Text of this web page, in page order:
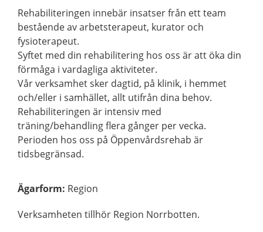
Rehabiliteringen innebär insatser från ett team
bestående av arbetsterapeut, kurator och
fysioterapeut.
Syftet med din rehabilitering hos oss är att öka din
förmåga i vardagliga aktiviteter.
Vår verksamhet sker dagtid, på klinik, i hemmet
och/eller i samhället, allt utifrån dina behov.
Rehabiliteringen är intensiv med
träning/behandling flera gånger per vecka.
Perioden hos oss på Öppenvårdsrehab är
tidsbegränsad.
Ägarform: Region
Verksamheten tillhör Region Norrbotten.